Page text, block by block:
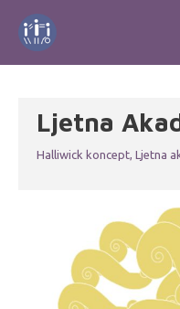
Ljetna
Halliwick koncept, Ljetna